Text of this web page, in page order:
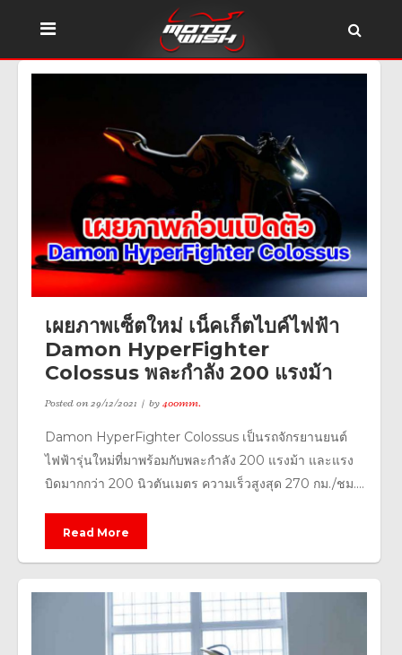
เผยภาพเซ็ตใหม่ เน็คเก็ตไบค์ไฟฟ้า
Damon HyperFighter
Colossus พละกำลัง 200 แรงม้า
Posted on29/12/2021 by400mm.
Damon HyperFighter Colossus เป็นรถจักรยานยนต์
ไฟฟ้ารุ่นใหม่ที่มาพร้อมกับพละกำลัง 200 แรงม้า และแรง
บิดมากกว่า 200 นิวตันเมตร ความเร็วสูงสุด 270 กม./ชม....
Read More